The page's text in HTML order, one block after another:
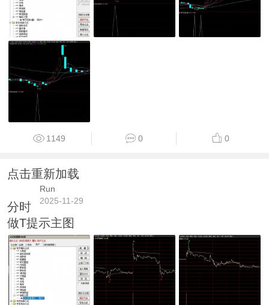
1149 0 0
点击重新加载
Run
2025-11-29
分时
做T提示主图